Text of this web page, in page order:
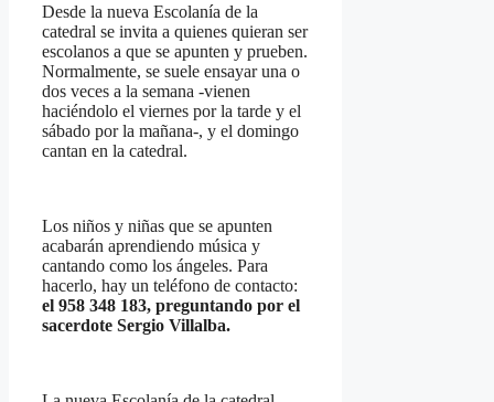
Desde la nueva Escolanía de la
catedral se invita a quienes quieran ser
escolanos a que se apunten y prueben.
Normalmente, se suele ensayar una o
dos veces a la semana -vienen
haciéndolo el viernes por la tarde y el
sábado por la mañana-, y el domingo
cantan en la catedral.
Los niños y niñas que se apunten
acabarán aprendiendo música y
cantando como los ángeles. Para
hacerlo, hay un teléfono de contacto:
el 958 348 183, preguntando por el
sacerdote Sergio Villalba.